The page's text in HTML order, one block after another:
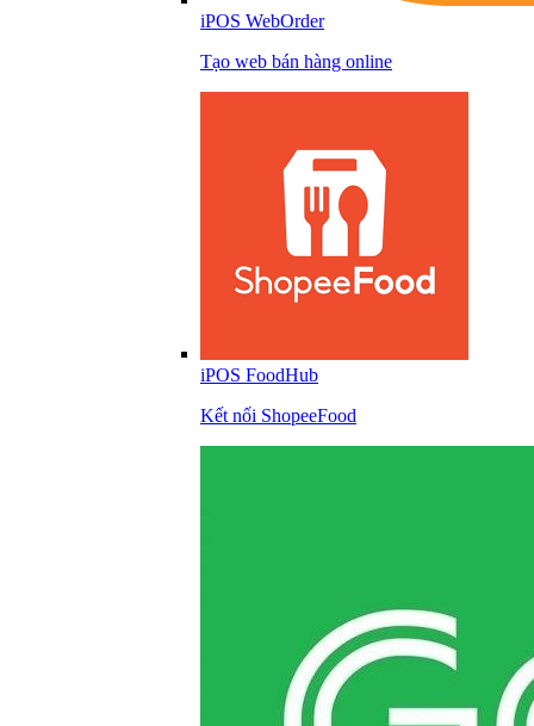
iPOS WebOrder
Tạo web bán hàng online
iPOS FoodHub
Kết nối ShopeeFood